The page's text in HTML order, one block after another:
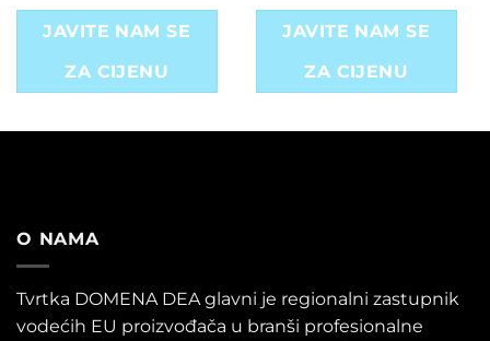
JAVITE NAM SE
ZA CIJENU
JAVITE NAM SE
ZA CIJENU
O NAMA
Tvrtka DOMENA DEA glavni je regionalni zastupnik
vodećih EU proizvođača u branši profesionalne